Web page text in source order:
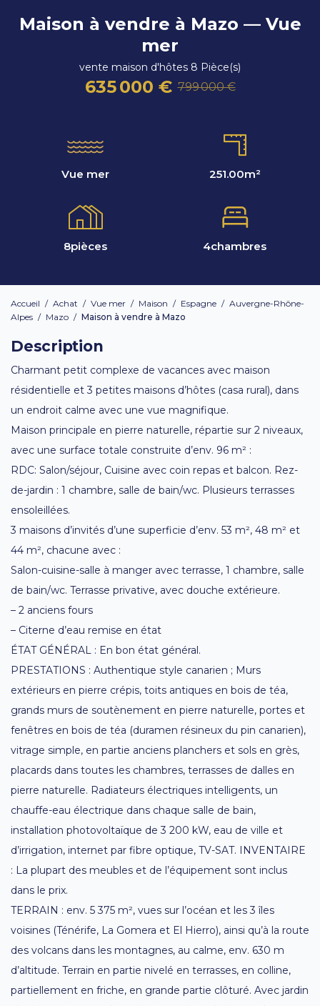
Maison à vendre à Mazo — Vue
mer
vente maison d'hôtes 8 Pièce(s)
635 000 € 799 000 €
Vue mer 251.00m²
8pièces 4chambres
Accueil / Achat / Vue mer / Maison / Espagne / Auvergne-Rhône-
Alpes / Mazo / Maison à vendre à Mazo
Description
Charmant petit complexe de vacances avec maison
résidentielle et 3 petites maisons d’hôtes (casa rural), dans
un endroit calme avec une vue magnifique.
Maison principale en pierre naturelle, répartie sur 2 niveaux,
avec une surface totale construite d’env. 96 m² :
RDC: Salon/séjour, Cuisine avec coin repas et balcon. Rez-
de-jardin : 1 chambre, salle de bain/wc. Plusieurs terrasses
ensoleillées.
3 maisons d’invités d’une superficie d’env. 53 m², 48 m² et
44 m², chacune avec :
Salon-cuisine-salle à manger avec terrasse, 1 chambre, salle
de bain/wc. Terrasse privative, avec douche extérieure.
– 2 anciens fours
– Citerne d’eau remise en état
ÉTAT GÉNÉRAL : En bon état général.
PRESTATIONS : Authentique style canarien ; Murs
extérieurs en pierre crépis, toits antiques en bois de téa,
grands murs de soutènement en pierre naturelle, portes et
fenêtres en bois de téa (duramen résineux du pin canarien),
vitrage simple, en partie anciens planchers et sols en grès,
placards dans toutes les chambres, terrasses de dalles en
pierre naturelle. Radiateurs électriques intelligents, un
chauffe-eau électrique dans chaque salle de bain,
installation photovoltaïque de 3 200 kW, eau de ville et
d’irrigation, internet par fibre optique, TV-SAT. INVENTAIRE
: La plupart des meubles et de l’équipement sont inclus
dans le prix.
TERRAIN : env. 5 375 m², vues sur l’océan et les 3 îles
voisines (Ténérife, La Gomera et El Hierro), ainsi qu’à la route
des volcans dans les montagnes, au calme, env. 630 m
d’altitude. Terrain en partie nivelé en terrasses, en colline,
partiellement en friche, en grande partie clôturé. Avec jardin